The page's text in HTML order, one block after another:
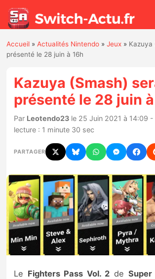
Actualités
Jeux
Hardware
Chiffres de ventes
Rumeurs
Nintendo Direct
Tests et previews
Accueil »Actualités Nintendo »Jeux » Kazuya
présenté le 28 juin à 16h
Kazuya (Smash)
présenté le 28 juin
Par Leotendo23 le 25 Juin 2021 à 14:09
lecture : 1 minute 30 sec
PARTAGER
Le Fighters Pass Vol. 2 de Super